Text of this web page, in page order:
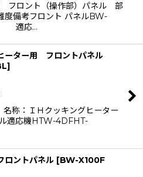
ロント（操作部）パネル 部
度備考フロント パネルBW-
適応…
ーター用 フロントパネル
]
称：ＩＨクッキングヒーター
適応機HTW-4DFHT-
ロントパネル [BW-X100F